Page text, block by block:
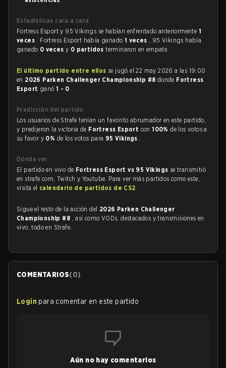
Estadísticas cara a cara
Fortress Esport y 95 Vikings se habían enfrentado anteriormente 1
veces . Fortress Esport había ganado 1 veces , 95 Vikings había
ganado 0 vecesy 0 partidosterminaron en empate.
El último partido entre ellos se jugó el 22 may 2026 a las 19:00
en 2026 Parken Challenger Championship #8 donde Fortress
Esport ganó 1 - 0 .
Predicción del partido
Los usuarios de Strafe tenían un favorito abrumador en este partido,
y predijeron la victoria de Fortress Esport con100%de los votos a
su favor y 0% de los votos para 95 Vikings .
Dónde ver
El partido en vivo de Fortress Esport vs 95 Vikings se transmitió
en strafe.com, Twitch y Youtube. Para ver más partidos como este,
visita el calendario de partidos de CS2 .
Sigue el resto de la acción del 2026 Parken Challenger
Championship #8 , así como VODs, destacados y transmisiones en
vivo, todo en Strafe.
COMENTARIOS(0)
Login para comentar en este partido
Aún no hay comentarios